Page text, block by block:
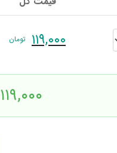
۱۱۹,۰۰۰ تومان
۱۱۹,۰۰۰